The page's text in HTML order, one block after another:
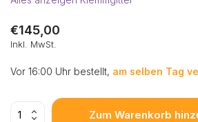
€145,00
Inkl. MwSt.
Vor 16:00 Uhr bestellt, am selben Tag
Zum Warenkorb